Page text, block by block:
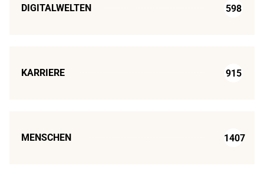
DIGITALWELTEN 598
KARRIERE 915
MENSCHEN 1407